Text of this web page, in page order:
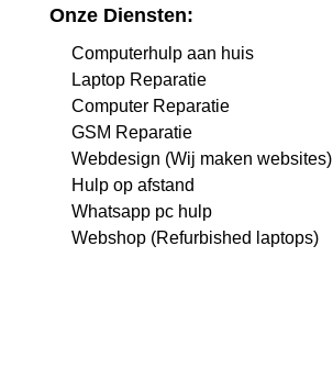
Onze Diensten:
Computerhulp aan huis
Laptop Reparatie
Computer Reparatie
GSM Reparatie
Webdesign (Wij maken websites)
Hulp op afstand
Whatsapp pc hulp
Webshop (Refurbished laptops)